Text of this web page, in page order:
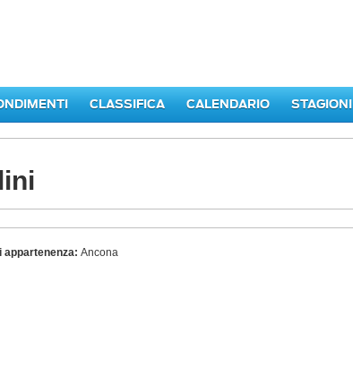
CLASSIFICA CALENDARIO STAGIONI
appartenenza: Ancona